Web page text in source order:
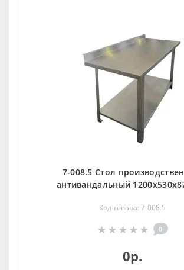
7-008.5 Стол
антивандальный
Код товара: 7-008.5
0
0р.